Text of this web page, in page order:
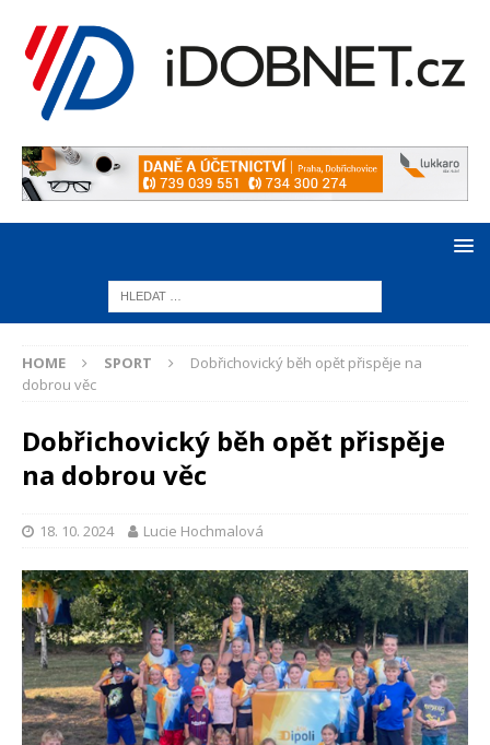
HOME SPORT
Dobřichovický běh opět přispěje na
dobrou věc
Dobřichovický běh opět přispěje
na dobrou věc
18. 10. 2024 Lucie Hochmalová